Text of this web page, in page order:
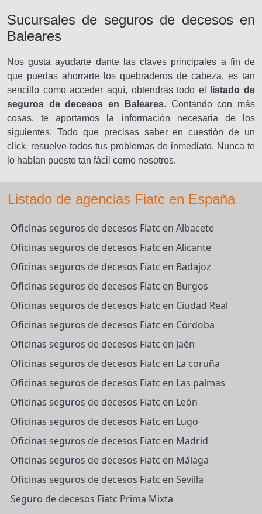
Sucursales de seguros de decesos en
Baleares
Nos gusta ayudarte dante las claves principales a fin de
que puedas ahorrarte los quebraderos de cabeza, es tan
sencillo como acceder aquí, obtendrás todo el
listado de
seguros de decesos en Baleares. Contando con más
cosas, te aportamos la información necesaria de los
siguientes. Todo que precisas saber en cuestión de un
click, resuelve todos tus problemas de inmediato. Nunca te
lo habían puesto tan fácil como nosotros.
Listado de agencias Fiatc en España
Oficinas seguros de decesos Fiatc en Albacete
Oficinas seguros de decesos Fiatc en Alicante
Oficinas seguros de decesos Fiatc en Badajoz
Oficinas seguros de decesos Fiatc en Burgos
Oficinas seguros de decesos Fiatc en Ciudad Real
Oficinas seguros de decesos Fiatc en Córdoba
Oficinas seguros de decesos Fiatc en Jaén
Oficinas seguros de decesos Fiatc en La coruña
Oficinas seguros de decesos Fiatc en Las palmas
Oficinas seguros de decesos Fiatc en León
Oficinas seguros de decesos Fiatc en Lugo
Oficinas seguros de decesos Fiatc en Madrid
Oficinas seguros de decesos Fiatc en Málaga
Oficinas seguros de decesos Fiatc en Sevilla
Seguro de decesos Fiatc Prima Mixta